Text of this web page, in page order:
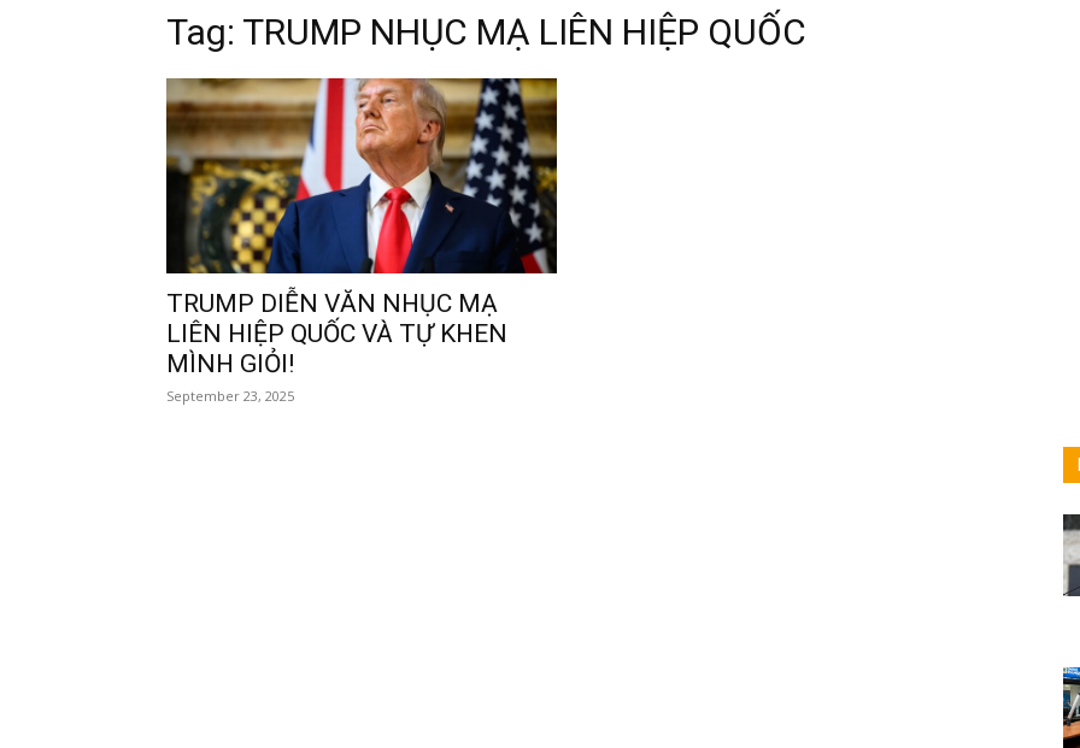
Tag: TRUMP NHỤC MẠ LIÊN HIỆP QUỐC
TRUMP DIỄN VĂN NHỤC MẠ
LIÊN HIỆP QUỐC VÀ TỰ KHEN
MÌNH GIỎI!
September 23, 2025